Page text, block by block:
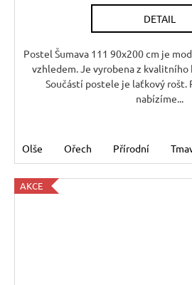
DETAIL
Postel Šumava 111 90x200 cm je
vzhledem. Je vyrobena z kvalitního
Součástí postele je laťkový rošt.
nabízíme...
Olše Ořech Přírodní
AKCE